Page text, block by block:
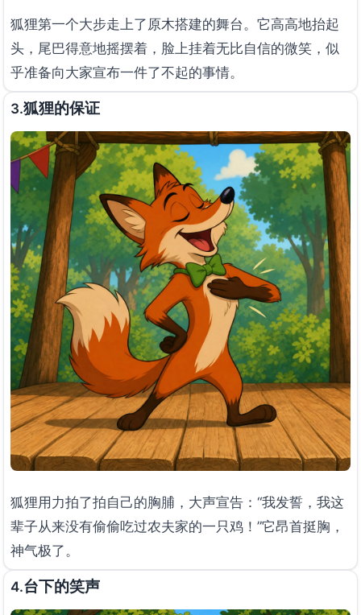
狐狸第一个大步走上了原木搭建的舞台。它高高地抬起
头，尾巴得意地摇摆着，脸上挂着无比自信的微笑，似
乎准备向大家宣布一件了不起的事情。
3.狐狸的保证
狐狸用力拍了拍自己的胸脯，大声宣告：“我发誓，我这
辈子从来没有偷偷吃过农夫家的一只鸡！”它昂首挺胸，
神气极了。
4.台下的笑声